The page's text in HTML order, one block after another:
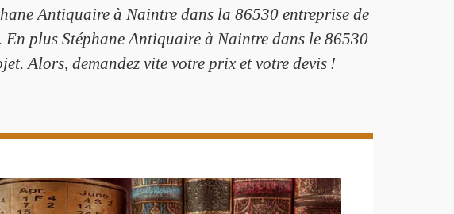
Antiquaire à Naintre dans la 86530 entreprise de
En plus Stéphane Antiquaire à Naintre dans le 86530
Alors, demandez vite votre prix et votre devis !